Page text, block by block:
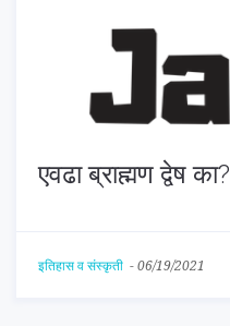
एवढा ब्राह्मण द्वेष का?
इतिहास व संस्कृती - 06/19/2021